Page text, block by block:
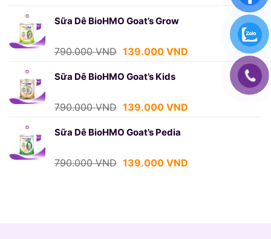
là:
429.000 VND.
Sữa Dê BioHMO Goat’s Grow
790.000VND Giá
là:
139.000 VNDGiá
Sữa Dê BioHMO Goat’s Kids
790.000VND Giá
là:
139.000 VNDGiá
Sữa Dê BioHMO Goat’s Pedia
790.000VND Giá
139.000 VNDGiá